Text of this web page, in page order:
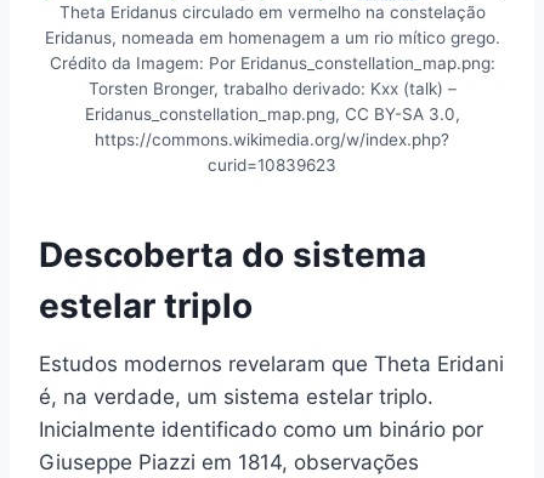
Theta Eridanus circulado em vermelho na constelação
Eridanus, nomeada em homenagem a um rio mítico grego.
Crédito da Imagem: Por Eridanus_constellation_map.png:
Torsten Bronger, trabalho derivado: Kxx (talk) –
Eridanus_constellation_map.png, CC BY-SA 3.0,
https://commons.wikimedia.org/w/index.php?
curid=10839623
Descoberta do sistema
estelar triplo
Estudos modernos revelaram que Theta Eridani
é, na verdade, um sistema estelar triplo.
Inicialmente identificado como um binário por
Giuseppe Piazzi em 1814, observações